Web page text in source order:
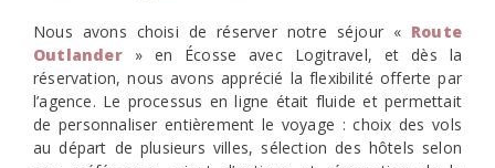
Nous avons choisi de réserver notre séjour « Route
Outlander» en Écosse avec Logitravel, et dès la
réservation, nous avons apprécié la flexibilité offerte par
l’agence. Le processus en ligne était fluide et permettait
de personnaliser entièrement le voyage : choix des vols
au départ de plusieurs villes, sélection des hôtels selon